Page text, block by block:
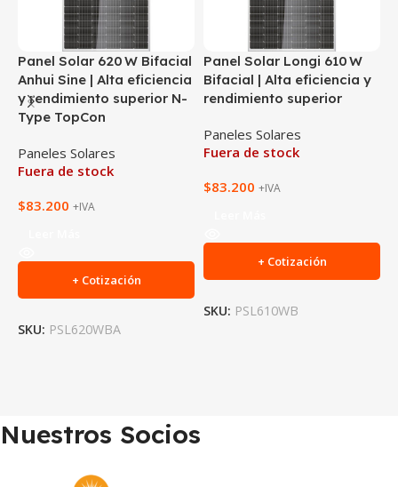
Panel Solar 620 W Bifacial
Anhui Sine | Alta eficiencia
y rendimiento superior N-
Type TopCon
Paneles Solares
Fuera de stock
$83.200 +IVA
+ Cotización
SKU: PSL620WBA
Panel Solar Longi 610 W
Bifacial | Alta eficiencia y
rendimiento superior
Paneles Solares
Fuera de stock
$83.200 +IVA
+ Cotización
SKU: PSL610WB
Nuestros Socios